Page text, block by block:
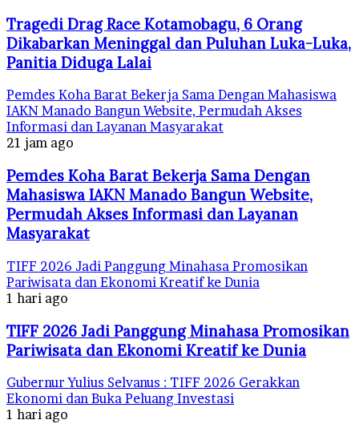
Tragedi Drag Race Kotamobagu, 6 Orang
Dikabarkan Meninggal dan Puluhan Luka-Luka,
Panitia Diduga Lalai
Pemdes Koha Barat Bekerja Sama Dengan Mahasiswa
IAKN Manado Bangun Website, Permudah Akses
Informasi dan Layanan Masyarakat
21 jam ago
Pemdes Koha Barat Bekerja Sama Dengan
Mahasiswa IAKN Manado Bangun Website,
Permudah Akses Informasi dan Layanan
Masyarakat
TIFF 2026 Jadi Panggung Minahasa Promosikan
Pariwisata dan Ekonomi Kreatif ke Dunia
1 hari ago
TIFF 2026 Jadi Panggung Minahasa Promosikan
Pariwisata dan Ekonomi Kreatif ke Dunia
Gubernur Yulius Selvanus : TIFF 2026 Gerakkan
Ekonomi dan Buka Peluang Investasi
1 hari ago